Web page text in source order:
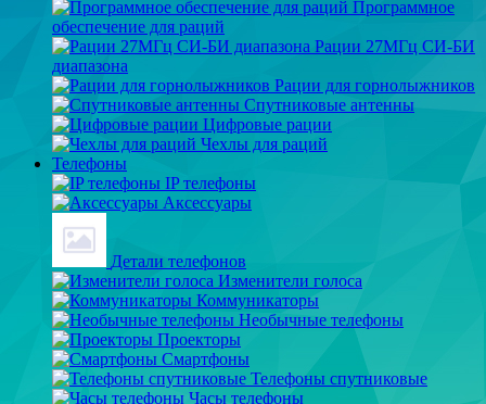
Программное
обеспечение для раций
Рации 27МГц СИ-БИ
диапазона
Рации для горнолыжников
Спутниковые антенны
Цифровые рации
Чехлы для раций
Телефоны
IP телефоны
Аксессуары
Детали телефонов
Изменители голоса
Коммуникаторы
Необычные телефоны
Проекторы
Смартфоны
Телефоны спутниковые
Часы телефоны